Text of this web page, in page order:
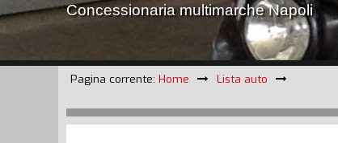
Concessionaria multimarche Napoli
Pagina corrente: Home Lista auto